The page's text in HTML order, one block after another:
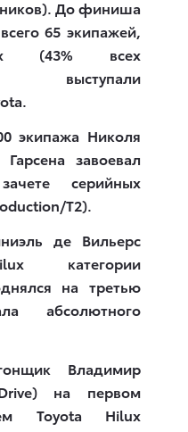
До финиша
65 экипажей,
(43% всех
выступали
экипажа Николя
завоевал
серийных
T2).
де Вильерс
категории
на третью
абсолютного
Владимир
на первом
Toyota Hilux